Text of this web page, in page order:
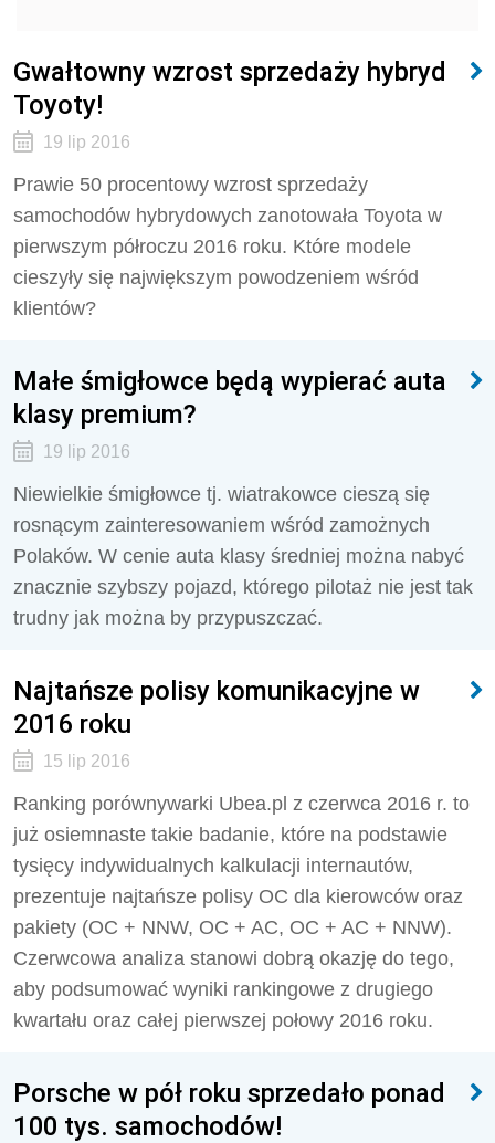
Gwałtowny wzrost sprzedaży hybryd
Toyoty!
19 lip 2016
Prawie 50 procentowy wzrost sprzedaży
samochodów hybrydowych zanotowała Toyota w
pierwszym półroczu 2016 roku. Które modele
cieszyły się największym powodzeniem wśród
klientów?
Małe śmigłowce będą wypierać auta
klasy premium?
19 lip 2016
Niewielkie śmigłowce tj. wiatrakowce cieszą się
rosnącym zainteresowaniem wśród zamożnych
Polaków. W cenie auta klasy średniej można nabyć
znacznie szybszy pojazd, którego pilotaż nie jest tak
trudny jak można by przypuszczać.
Najtańsze polisy komunikacyjne w
2016 roku
15 lip 2016
Ranking porównywarki Ubea.pl z czerwca 2016 r. to
już osiemnaste takie badanie, które na podstawie
tysięcy indywidualnych kalkulacji internautów,
prezentuje najtańsze polisy OC dla kierowców oraz
pakiety (OC + NNW, OC + AC, OC + AC + NNW).
Czerwcowa analiza stanowi dobrą okazję do tego,
aby podsumować wyniki rankingowe z drugiego
kwartału oraz całej pierwszej połowy 2016 roku.
Porsche w pół roku sprzedało ponad
100 tys. samochodów!